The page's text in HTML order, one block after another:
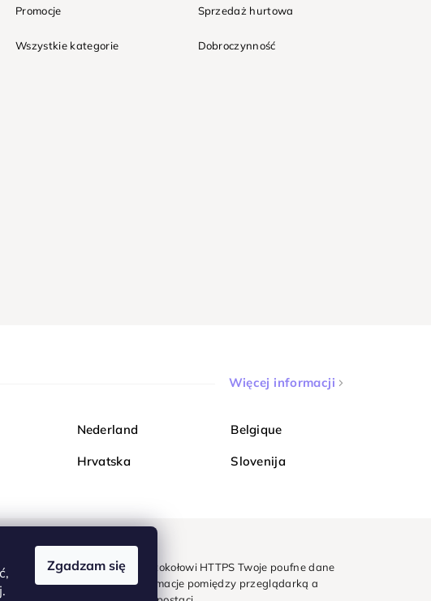
Zgadzam się
Promocje
Wszystkie kategorie
Sprzedaż hurtowa
Dobroczynność
Więcej informacji
Nederland Belgique
Hrvatska Slovenija
w Diamondi. Dzięki protokołowi HTTPS Twoje poufne dane
bezpieczne - wszystkie informacje pomiędzy przeglądarką a